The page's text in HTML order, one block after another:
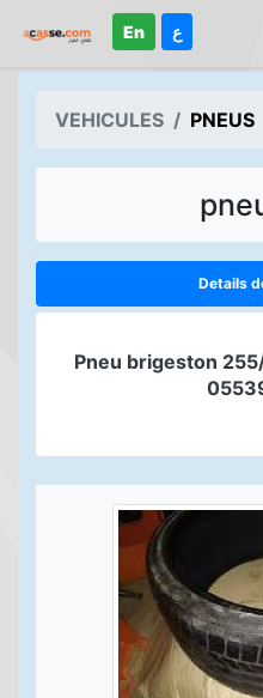
En ع
VEHICULES PNEUS
Details
Pneu brigeston